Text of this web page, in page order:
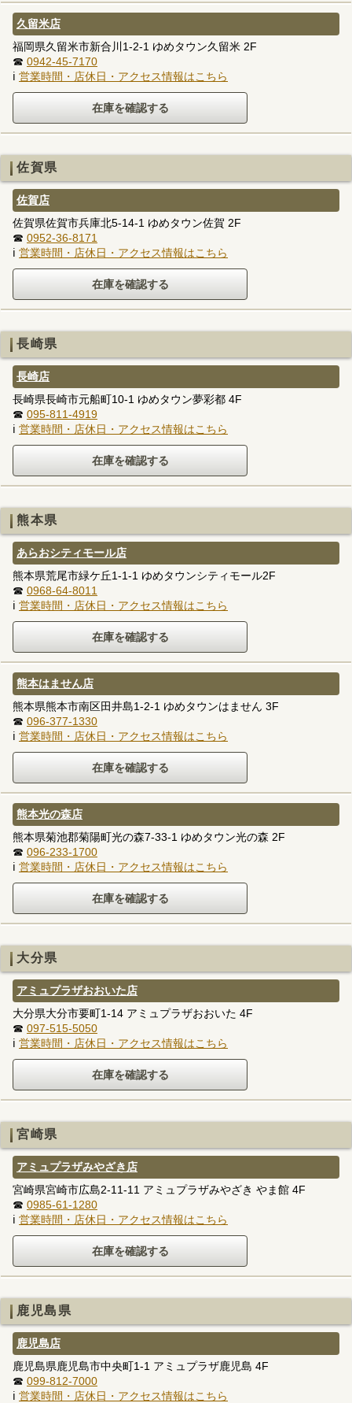
久留米店
福岡県久留米市新合川1-2-1 ゆめタウン久留米 2F
☎ 0942-45-7170
ℹ 営業時間・店休日・アクセス情報はこちら
佐賀県
佐賀店
佐賀県佐賀市兵庫北5-14-1 ゆめタウン佐賀 2F
☎ 0952-36-8171
ℹ 営業時間・店休日・アクセス情報はこちら
長崎県
長崎店
長崎県長崎市元船町10-1 ゆめタウン夢彩都 4F
☎ 095-811-4919
ℹ 営業時間・店休日・アクセス情報はこちら
熊本県
あらおシティモール店
熊本県荒尾市緑ケ丘1-1-1 ゆめタウンシティモール2F
☎ 0968-64-8011
ℹ 営業時間・店休日・アクセス情報はこちら
熊本はません店
熊本県熊本市南区田井島1-2-1 ゆめタウンはません 3F
☎ 096-377-1330
ℹ 営業時間・店休日・アクセス情報はこちら
熊本光の森店
熊本県菊池郡菊陽町光の森7-33-1 ゆめタウン光の森 2F
☎ 096-233-1700
ℹ 営業時間・店休日・アクセス情報はこちら
大分県
アミュプラザおおいた店
大分県大分市要町1-14 アミュプラザおおいた 4F
☎ 097-515-5050
ℹ 営業時間・店休日・アクセス情報はこちら
宮崎県
アミュプラザみやざき店
宮崎県宮崎市広島2-11-11 アミュプラザみやざき やま館 4F
☎ 0985-61-1280
ℹ 営業時間・店休日・アクセス情報はこちら
鹿児島県
鹿児島店
鹿児島県鹿児島市中央町1-1 アミュプラザ鹿児島 4F
☎ 099-812-7000
ℹ 営業時間・店休日・アクセス情報はこちら